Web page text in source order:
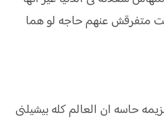
متفرقش عنهم حاجه لو هما
حاسه ان العالم كله بيشيلنى